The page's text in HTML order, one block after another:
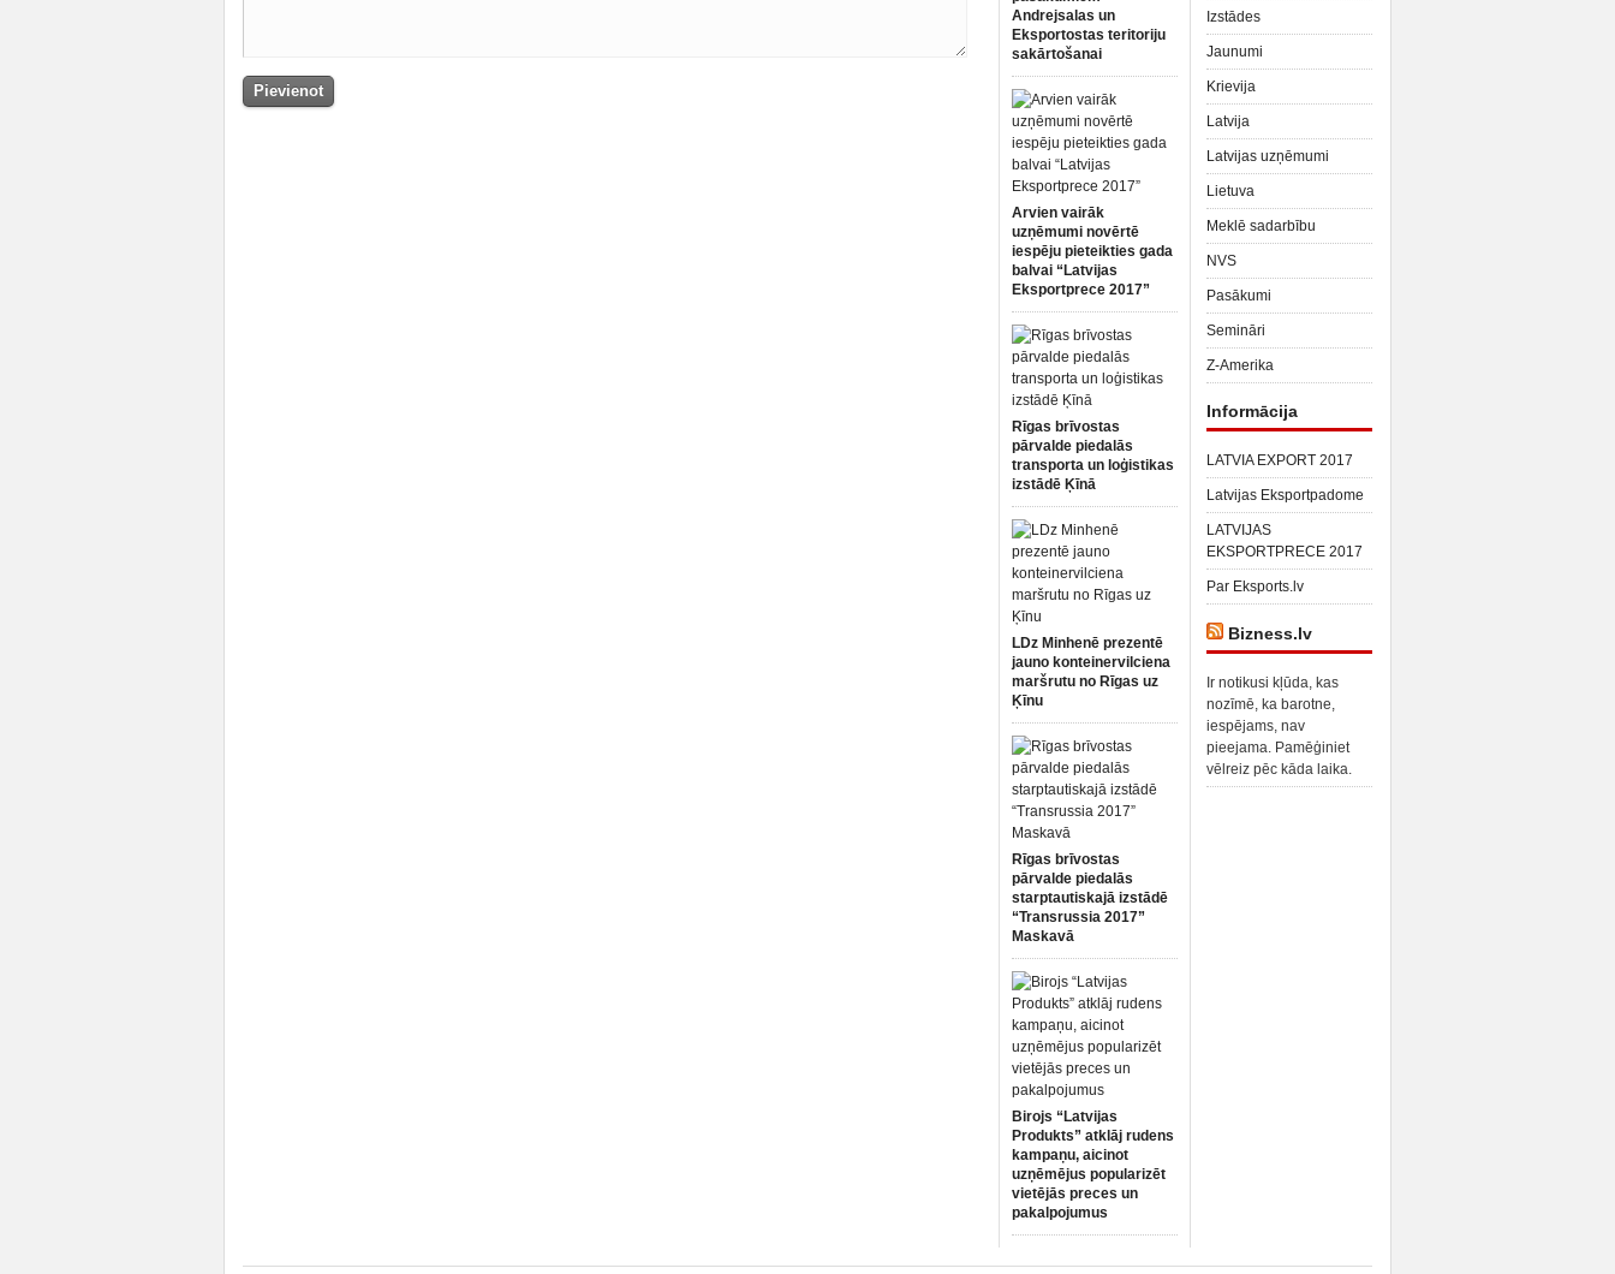
Andrejsalas un
Eksportostas teritoriju
sakārtošanai
Arvien vairāk
uzņēmumi novērtē
iespēju pieteikties gada
balvai “Latvijas
Eksportprece 2017”
Rīgas brīvostas
pārvalde piedalās
transporta un loģistikas
izstādē Ķīnā
LDz Minhenē prezentē
jauno konteinervilciena
maršrutu no Rīgas uz
Ķīnu
Rīgas brīvostas
pārvalde piedalās
starptautiskajā izstādē
“Transrussia 2017”
Maskavā
Birojs “Latvijas
Produkts” atklāj rudens
kampaņu, aicinot
uzņēmējus popularizēt
vietējās preces un
pakalpojumus
Izstādes
Jaunumi
Krievija
Latvija
Latvijas uzņēmumi
Lietuva
Meklē sadarbību
NVS
Pasākumi
Semināri
Z-Amerika
Informācija
LATVIA EXPORT 2017
Latvijas Eksportpadome
LATVIJAS
EKSPORTPRECE 2017
Par Eksports.lv
Bizness.lv
Ir notikusi kļūda, kas
nozīmē, ka barotne,
iespējams, nav
pieejama. Pamēģiniet
vēlreiz pēc kāda laika.